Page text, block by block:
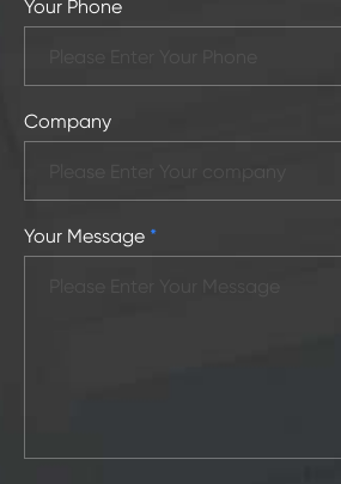
Your Phone
Company
Your Message *